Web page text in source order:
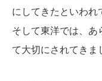
にしてきたといわれ
そして東洋では、あ
て大切にされてきま